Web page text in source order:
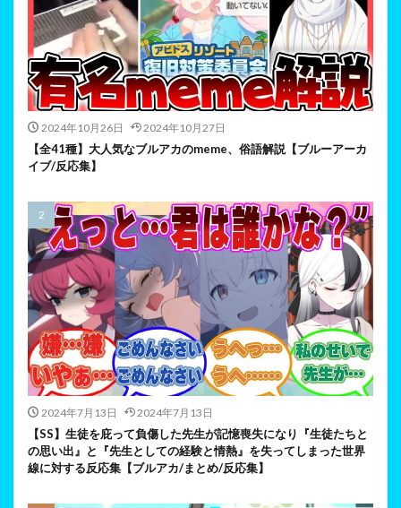
2024年10月26日 2024年10月27日
【全41種】大人気なブルアカのmeme、俗語解説【ブルーアーカ
イブ/反応集】
2024年7月13日 2024年7月13日
【SS】生徒を庇って負傷した先生が記憶喪失になり『生徒たちと
の思い出』と『先生としての経験と情熱』を失ってしまった世界
線に対する反応集【ブルアカ/まとめ/反応集】